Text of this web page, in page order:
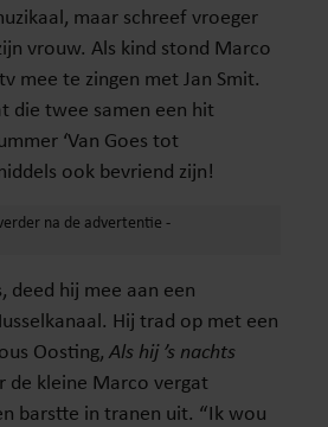
maar schreef vroeger
vrouw. Als kind stond Marco
mee te zingen met Jan Smit.
die twee samen een hit
‘Van Goes tot
ook bevriend zijn!
deed hij mee aan een
Hij trad op met een
Oosting, Als hij ’s nachts
de kleine Marco vergat
barstte in tranen uit. “Ik wou